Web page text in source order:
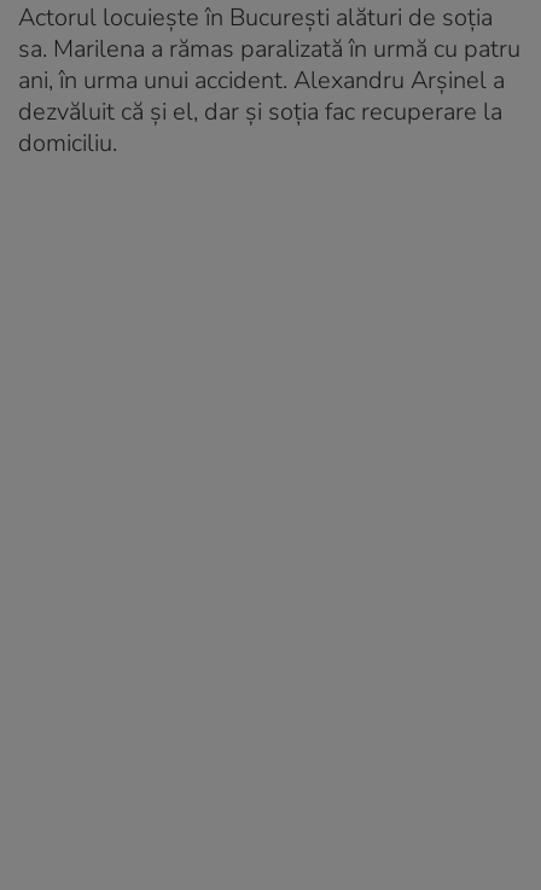
Actorul locuiește în București alături de soția
sa. Marilena a rămas paralizată în urmă cu patru
ani, în urma unui accident. Alexandru Arșinel a
dezvăluit că și el, dar și soția fac recuperare la
domiciliu.